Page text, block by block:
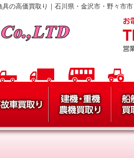
の高価買取り｜石川県・金沢市・野々市